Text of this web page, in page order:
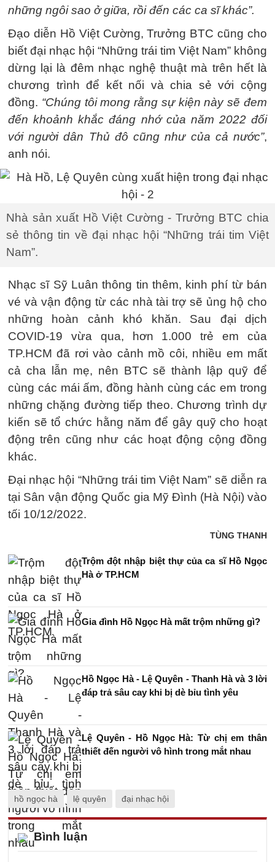
những ngôi sao ở giữa, rồi đến các ca sĩ khác”.
Đạo diễn Hồ Việt Cường, Trưởng BTC cũng cho
biết đại nhạc hội “Những trái tim Việt Nam” không
dừng lại là đêm nhạc nghệ thuật mà trên hết là
chương trình để kết nối và chia sẻ với cộng
đồng. “Chúng tôi mong rằng sự kiện này sẽ đem
đến khoảnh khắc đáng nhớ của năm 2022 đối
với người dân Thủ đô cũng như của cả nước”,
anh nói.
Nhà sản xuất Hồ Việt Cường - Trưởng BTC chia
sẻ thông tin về đại nhạc hội “Những trái tim Việt
Nam”.
Nhạc sĩ Sỹ Luân thông tin thêm, kinh phí từ bán
vé và vận động từ các nhà tài trợ sẽ ủng hộ cho
những hoàn cảnh khó khăn. Sau đại dịch
COVID-19 vừa qua, hơn 1.000 trẻ em của
TP.HCM đã rơi vào cảnh mồ côi, nhiều em mất
cả cha lẫn mẹ, nên BTC sẽ thành lập quỹ để
cùng các mái ấm, đồng hành cùng các em trong
những chặng đường tiếp theo. Chương trình dự
kiến sẽ tổ chức hằng năm để gây quỹ cho hoạt
động trên cũng như các hoạt động cộng đồng
khác.
Đại nhạc hội “Những trái tim Việt Nam” sẽ diễn ra
tại Sân vận động Quốc gia Mỹ Đình (Hà Nội) vào
tối 10/12/2022.
TÙNG THANH
Trộm đột nhập biệt thự của ca sĩ Hồ Ngọc
Hà ở TP.HCM
Gia đình Hồ Ngọc Hà mất trộm những gì?
Hồ Ngọc Hà - Lệ Quyên - Thanh Hà và 3 lời
đáp trả sâu cay khi bị dè bỉu tình yêu
Lệ Quyên - Hồ Ngọc Hà: Từ chị em thân
thiết đến người vô hình trong mắt nhau
hồ ngọc hà lệ quyên đại nhạc hội
Bình luận